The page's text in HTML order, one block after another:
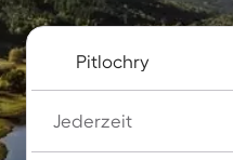
Jederzeit